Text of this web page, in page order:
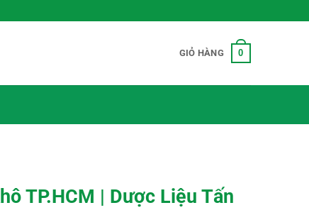
GIỎ HÀNG 0
TP.HCM | Dược Liệu Tấn